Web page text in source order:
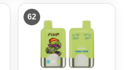
0
0
で
し
た
。
5
0
0
で
す
。
62